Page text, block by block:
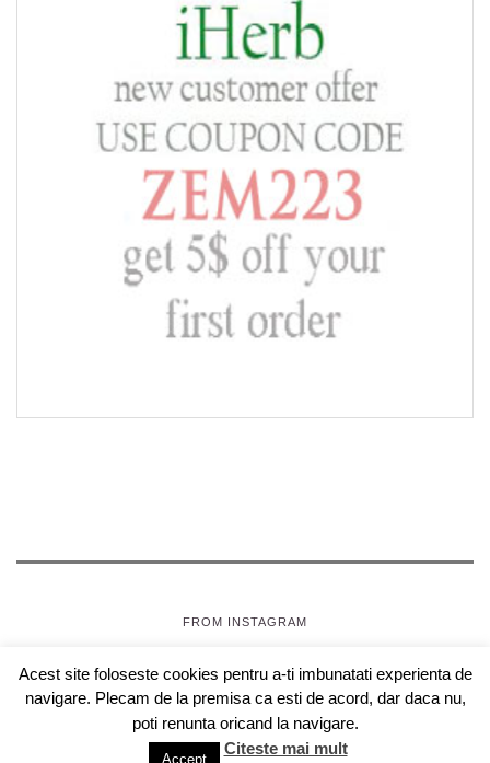
FROM INSTAGRAM
SEPTEMBRIE, JOI
- OAZA PENTRU FETE
Acest site foloseste cookies pentru a-ti imbunatati experienta de
navigare. Plecam de la premisa ca esti de acord, dar daca nu,
poti renunta oricand la navigare.
Accept
Citeste mai mult